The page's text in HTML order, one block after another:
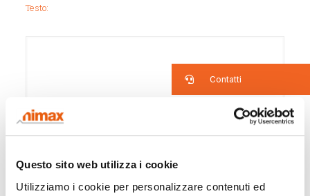
Questo sito web utilizza i cookie
Utilizziamo i cookie per personalizzare contenuti ed
Testo:
Contatti